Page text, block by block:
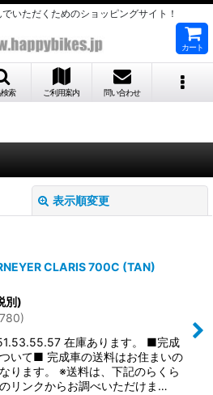
いただくためのショッピングサイト！
カート
索 ご利用案内 問い合わせ
表示順変更
絞り込む
CLARIS 700C (TAN)
別)
)
在庫あります。 ■完成
いて■ 完成車の送料はお住まいの
ります。 ※送料は、下記のらくら
リンクからお調べいただけま…